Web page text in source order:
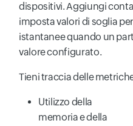
dispositivi. Aggiungi
imposta valori di soglia
istantanee quando un
valore configurato.
Tieni traccia delle
Utilizzo della
memoria e della